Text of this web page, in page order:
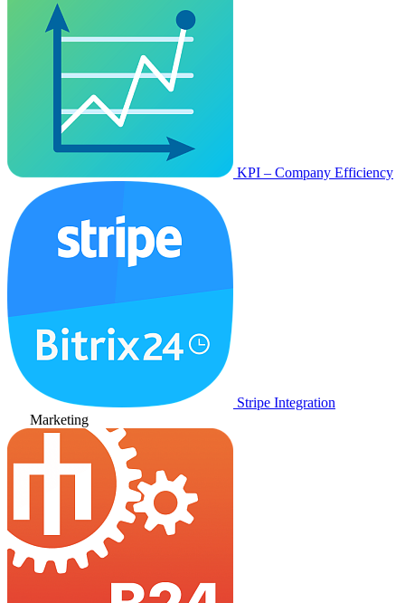
KPI – Company Efficiency
Stripe Integration
Marketing